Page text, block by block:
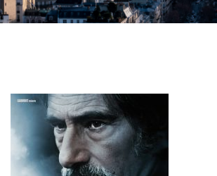
Horror
Misdaad
Musical
Oorlogsfilm